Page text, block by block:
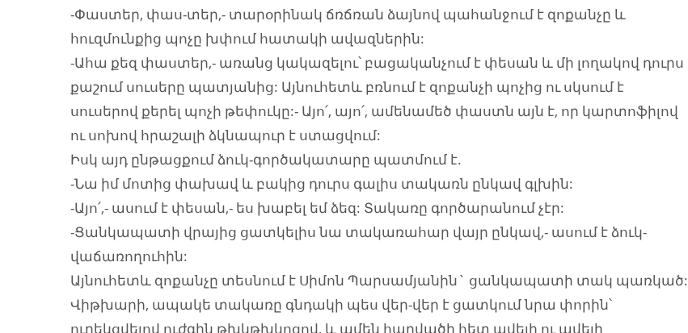
-Փաստեր, փաս-տեր,- տարօրինակ ճռճռան ձայնով պահանջում է զոքանչը և
հուզմունքից պոչը խփում հատակի ավազներին:
-Ահա քեզ փաստեր,- առանց կակազելու՝ բացականչում է փեսան և մի լողակով դուրս
քաշում սուսերը պատյանից: Այնուհետև բռնում է զոքանչի պոչից ու սկսում է
սուսերով քերել պոչի թեփուկը:- Այո՛, այո՛, ամենամեծ փաստն այն է, որ կարտոֆիլով
ու սոխով հրաշալի ձկնապուր է ստացվում:
Իսկ այդ ընթացքում ձուկ-գործակատարը պատմում է.
-Նա իմ մոտից փախավ և բակից դուրս գալիս տակառն ընկավ գլխին:
-Այո՛,- ասում է փեսան,- ես խաբել եմ ձեզ: Տակառը գործարանում չէր:
-Ցանկապատի վրայից ցատկելիս նա տակառահար վայր ընկավ,- ասում է ձուկ-
վաճառողուհին:
Այնուհետև զոքանչը տեսնում է Սիմոն Պարսամյանին` ցանկապատի տակ պառկած:
Վիթխարի, ապակե տակառը գնդակի պես վեր-վեր է ցատկում նրա փորին՝
ուղեկցվելով ուժգին թխկթխկոցով, և ամեն հարվածի հետ ավելի ու ավելի